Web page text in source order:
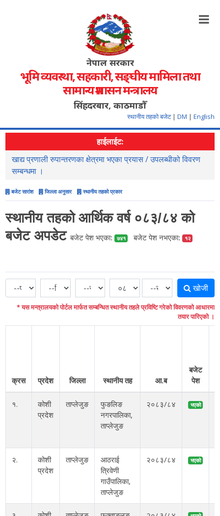
नेपाल सरकार
भूमि व्यवस्था, सहकारी, सङ्‍घीय मामिला तथा
सामान्य प्रशासन मन्त्रालय
सिंहदरबार, काठमाडौँ
स्थानीय तहको बजेट | DM | English
हाईलाईट:
विवरण
सहजिकरण तथा समन्वय गर्ने सम्वन्धमा ।
बजेट सारांश जिल्ला अनुसार स्थानीय तहको प्रकार
स्थानीय तहको आर्थिक वर्ष ०८३/८४ को
बजेट अपडेटबजेट पेश भएका: ७४१ बजेट पेश नभएका: १२
खोजी
* यस मन्त्रालयको पोर्टल मार्फत सम्बन्धित स्थानीय तहले प्रविष्टि गरेको विवरणको आधारमा
तयार पारिएको ।
क्रस प्रदेश जिल्ला स्थानीय तह आ.ब
बजेट
पेश
१.
कोशी
प्रदेश
ताप्लेजुङ
फुङलिङ
नगरपालिका,
ताप्लेजुङ
२०८३/८४ भएको
२.
कोशी
प्रदेश
ताप्लेजुङ
आठराई
त्रिवेणी
गाउँपालिका,
ताप्लेजुङ
२०८३/८४ भएको